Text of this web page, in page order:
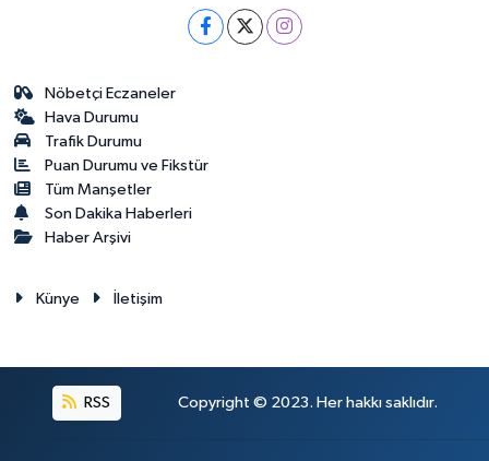
Nöbetçi Eczaneler
Hava Durumu
Trafik Durumu
Puan Durumu ve Fikstür
Tüm Manşetler
Son Dakika Haberleri
Haber Arşivi
Künye İletişim
RSS Copyright © 2023. Her hakkı saklıdır.